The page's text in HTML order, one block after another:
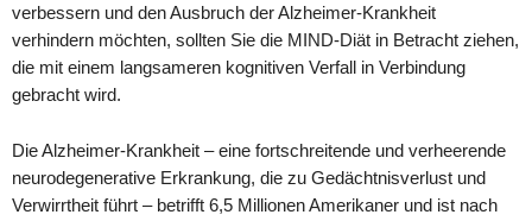
verbessern und den Ausbruch der Alzheimer-Krankheit
verhindern möchten, sollten Sie die MIND-Diät in Betracht ziehen,
die mit einem langsameren kognitiven Verfall in Verbindung
gebracht wird.
Die Alzheimer-Krankheit – eine fortschreitende und verheerende
neurodegenerative Erkrankung, die zu Gedächtnisverlust und
Verwirrtheit führt – betrifft 6,5 Millionen Amerikaner und ist nach